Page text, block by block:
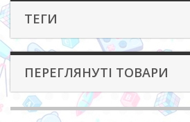
ТЕГИ
ПЕРЕГЛЯНУТІ ТОВАРИ